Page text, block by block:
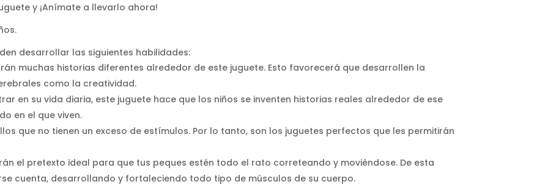
y ¡Anímate a llevarlo ahora!
desarrollar las siguientes habilidades:
muchas historias diferentes alrededor de este juguete. Esto favorecerá que desarrollen la
como la creatividad.
en su vida diaria, este juguete hace que los niños se inventen historias reales alrededor de ese
en el que viven.
que no tienen un exceso de estímulos. Por lo tanto, son los juguetes perfectos que les permitirán
el pretexto ideal para que tus peques estén todo el rato correteando y moviéndose. De esta
cuenta, desarrollando y fortaleciendo todo tipo de músculos de su cuerpo.